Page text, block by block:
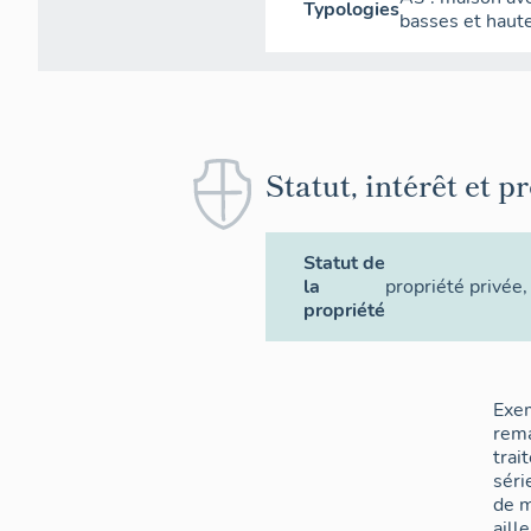
Typologiesbasses et
Statut, intérêt et
Statut de
la
propriété
propriété privée
de